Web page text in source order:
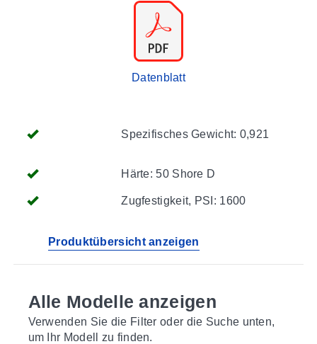
Spezifisches Gewicht: 0,921
Härte: 50 Shore D
Zugfestigkeit, PSI: 1600
Produktübersicht anzeigen
Datenblatt
Alle Modelle anzeigen
Verwenden Sie die Filter oder die Suche unten,
um Ihr Modell zu finden.